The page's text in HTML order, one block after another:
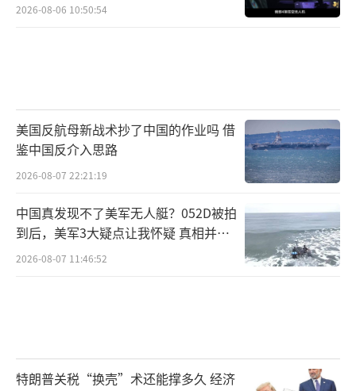
2026-08-06 10:50:54
美国反航母新战术抄了中国的作业吗 借
鉴中国反介入思路
2026-08-07 22:21:19
中国真发现不了美军无人艇？052D被拍
到后，美军3大疑点让我怀疑 真相并非
如此
2026-08-07 11:46:52
特朗普关税“换壳”术还能撑多久 经济